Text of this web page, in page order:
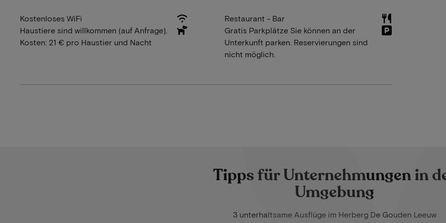
Kostenloses WiFi
Haustiere sind willkommen (auf Anfrage).
Kosten: 21 € pro Haustier und Nacht
Restaurant - Bar
Gratis Parkplätze Sie können an der
Unterkunft parken. Reservierungen sind
nicht möglich.
Tipps für Unternehmungen in
Umgebung
3 unterhaltsame Ausflüge im Herberg De Gouden Leeuw